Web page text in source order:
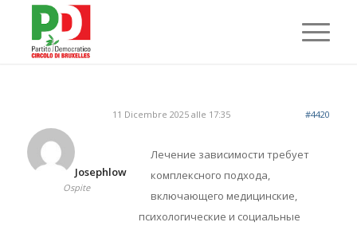
11 Dicembre 2025 alle 17:35 #4420
Josephlow
Ospite
Лечение зависимости требует
комплексного подхода,
включающего медицинские,
психологические и социальные